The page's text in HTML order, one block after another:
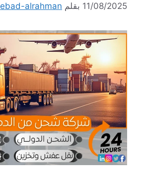
11/08/2025 بقلم ebad-alrahman